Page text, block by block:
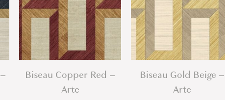
Biseau Copper Red –
Arte
Biseau Gold Beige –
Arte